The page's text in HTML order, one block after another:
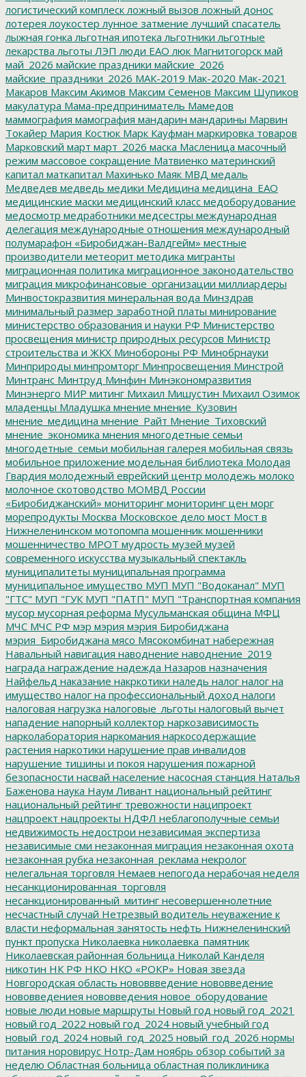
логистический комплеск ложный вызов ложный донос
лотерея лоукостер лунное затмение лучший спасатель
лыжная гонка льготная ипотека льготники льготные
лекарства льготы ЛЭП люди ЕАО люк Магнитогорск май
май_2026 майские праздники майские_2026
майские_праздники_2026 МАК-2019 Мак-2020 Мак-2021
Макаров Максим Акимов Максим Семенов Максим Шупиков
макулатура Мама-предприниматель Мамедов
маммография мамография мандарин мандарины Марвин
Токайер Мария Костюк Марк Кауфман маркировка товаров
Марковский март март_2026 маска Масленица масочный
режим массовое сокращение Матвиенко материнский
капитал маткапитал Махинько Маяк МВД медаль
Медведев медведь медики Медицина медицина_ЕАО
медицинские маски медицинский класс медоборудование
медосмотр медработники медсестры международная
делегация международные отношения международный
полумарафон «Биробиджан-Валдгейм» местные
производители метеорит методика мигранты
миграционная политика миграционное законодательство
миграция микрофинансовые_организации миллиардеры
Минвостокразвития минеральная вода Минздрав
минимальный размер заработной платы минирование
министерство образования и науки РФ Министерство
просвещения министр природных ресурсов Министр
строительства и ЖКХ Минобороны РФ Минобрнауки
Минприроды минпромторг Минпросвещения Минстрой
Минтранс Минтруд Минфин Минэкономразвития
Минэнерго МИР митинг Михаил Мишустин Михаил Озимок
младенцы Младушка мнение мнение_Кузовин
мнение_медицина мнение_Райт Мнение_Тиховский
мнение_экономика мнения многодетные семьи
многодетные_семьи мобильная галерея мобильная связь
мобильное приложение модельная библиотека Молодая
Гвардия молодежный еврейский центр молодежь молоко
молочное скотоводство МОМВД России
«Биробиджанский» мониторинг мониторинг цен морг
морепродукты Москва Московское дело мост Мост в
Нижнеленинском мотопомпа мошенник мошенники
мошенничество МРОТ мудрость музей музей
современного искусства музыкальный спектакль
муниципалитеты муниципальная программа
муниципальное имущество МУП МУП "Водоканал" МУП
"ГТС" МУП "ГУК МУП "ПАТП" МУП "Транспортная компания
мусор мусорная реформа Мусульманская община МФЦ
МЧС МЧС РФ мэр мэрия мэрия Биробиджана
мэрия_Биробиджана мясо Мясокомбинат набережная
Навальный навигация наводнение наводнение_2019
награда награждение надежда Назаров назначения
Найфельд наказание накркотики наледь налог налог на
имущество налог на профессиональный доход налоги
налоговая нагрузка налоговые_льготы налоговый вычет
нападение напорный коллектор наркозависимость
нарколаборатория наркомания наркосодержащие
растения наркотики нарушение прав инвалидов
нарушение тишины и покоя нарушения пожарной
безопасности насвай население насосная станция Наталья
Баженова наука Наум Ливант национальный рейтинг
национальный рейтинг тревожности наципроект
нацпроект нацпроекты НДФЛ неблагополучные семьи
недвижимость недострои независимая экспертиза
независимые сми незаконная миграция незаконная охота
незаконная рубка незаконная_реклама некролог
нелегальная торговля Немаев непогода нерабочая неделя
несанкционированная_торговля
несанкционированный_митинг несовершеннолетние
несчастный случай Нетрезвый водитель неуважение к
власти неформальная занятость нефть Нижнеленинский
пункт пропуска Николаевка николаевка_памятник
Николаевская районная больница Николай Канделя
никотин НК РФ НКО НКО «РОКР» Новая звезда
Новгородская область нововвведение нововведение
нововведениея нововведения новое_оборудование
новые люди новые маршруты Новый год новый год_2021
новый год_2022 новый год_2024 новый учебный год
новый_год_2024 новый_год_2025 новый_год_2026 нормы
питания норовирус Нотр-Дам ноябрь обзор событий за
неделю Областная больница областная поликлиника